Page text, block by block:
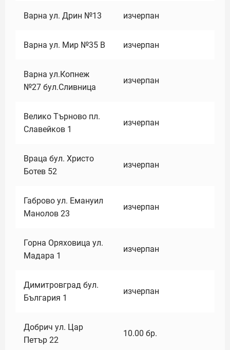
Варна ул. Дрин №13 изчерпан
Варна ул. Мир №35 В изчерпан
Варна ул.Копнеж
№27 бул.Сливница
изчерпан
Велико Търново пл.
Славейков 1
изчерпан
Враца бул. Христо
Ботев 52
изчерпан
Габрово ул. Емануил
Манолов 23
изчерпан
Горна Оряховица ул.
Мадара 1
изчерпан
Димитровград бул.
България 1
изчерпан
Добрич ул. Цар
Петър 22
10.00 бр.